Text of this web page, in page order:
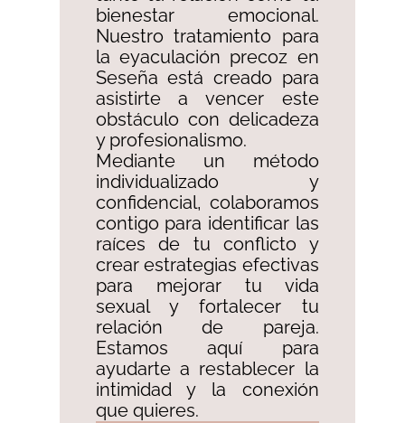
bienestar emocional.
Nuestro tratamiento para
la eyaculación precoz en
Seseña está creado para
asistirte a vencer este
obstáculo con delicadeza
y profesionalismo. ​
Mediante un método
individualizado y
confidencial, colaboramos
contigo para identificar las
raíces de tu conflicto y
crear estrategias efectivas
para mejorar tu vida
sexual y fortalecer tu
relación de pareja.
Estamos aquí para
ayudarte a restablecer la
intimidad y la conexión
que quieres.